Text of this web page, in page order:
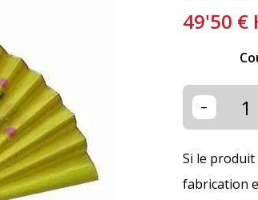
49'50 €
-
Si le produit
fabrication